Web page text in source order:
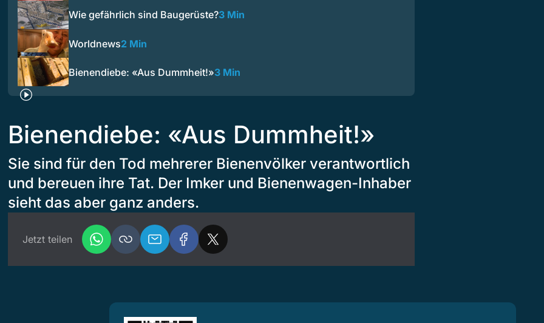
Wie gefährlich sind Baugerüste?3 Min
Worldnews2 Min
Bienendiebe: «Aus Dummheit!»3 Min
Bienendiebe: «Aus Dummheit!»
Sie sind für den Tod mehrerer Bienenvölker verantwortlich
und bereuen ihre Tat. Der Imker und Bienenwagen-Inhaber
sieht das aber ganz anders.
Jetzt teilen